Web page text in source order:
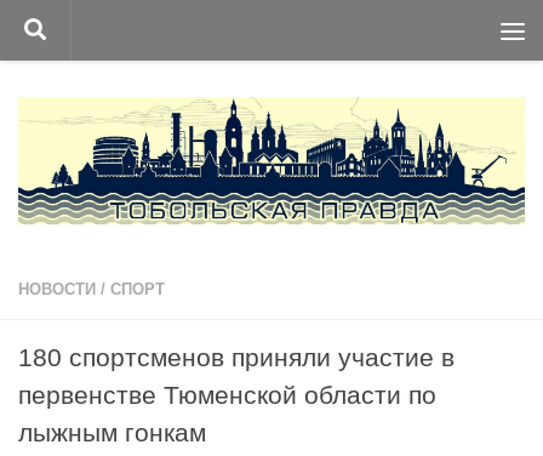
Перейти к содержимому
НОВОСТИ / СПОРТ
180 спортсменов приняли участие в
первенстве Тюменской области по
лыжным гонкам